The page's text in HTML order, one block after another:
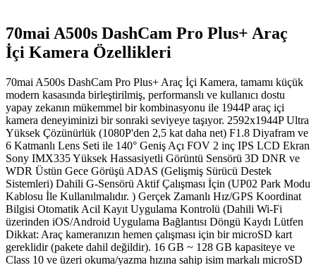
70mai A500s DashCam Pro Plus+ Araç
İçi Kamera Özellikleri
70mai A500s DashCam Pro Plus+ Araç İçi Kamera, tamamı küçük
modern kasasında birleştirilmiş, performanslı ve kullanıcı dostu
yapay zekanın mükemmel bir kombinasyonu ile 1944P araç içi
kamera deneyiminizi bir sonraki seviyeye taşıyor. 2592x1944P Ultra
Yüksek Çözünürlük (1080P'den 2,5 kat daha net) F1.8 Diyafram ve
6 Katmanlı Lens Seti ile 140° Geniş Açı FOV 2 inç IPS LCD Ekran
Sony IMX335 Yüksek Hassasiyetli Görüntü Sensörü 3D DNR ve
WDR Üstün Gece Görüşü ADAS (Gelişmiş Sürücü Destek
Sistemleri) Dahili G-Sensörü Aktif Çalışması İçin (UP02 Park Modu
Kablosu İle Kullanılmalıdır. ) Gerçek Zamanlı Hız/GPS Koordinat
Bilgisi Otomatik Acil Kayıt Uygulama Kontrolü (Dahili Wi-Fi
üzerinden iOS/Android Uygulama Bağlantısı Döngü Kaydı Lütfen
Dikkat: Araç kameranızın hemen çalışması için bir microSD kart
gereklidir (pakete dahil değildir). 16 GB ~ 128 GB kapasiteye ve
Class 10 ve üzeri okuma/yazma hızına sahip isim markalı microSD